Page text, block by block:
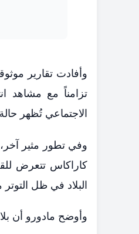
تزامناً مع مشاهد
الاجتماعي تُظهر
وفي تطور مثير
كاراكاس تتعرض
البلاد في ظل التوتر
وأوضح مادورو أن